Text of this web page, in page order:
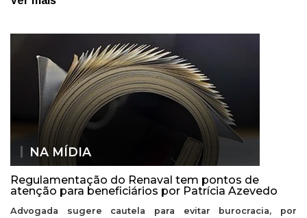
NA MÍDIA
Regulamentação do Renaval tem pontos de
atenção para beneficiários por Patrícia Azevedo
Advogada sugere cautela para evitar burocracia, por